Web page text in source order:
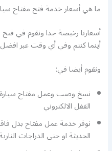
ما هي أسعار خدمة فتح مفتاح
أسعارنا رخيصة جدا ونقوم في فتح
أينما كنتم وفي أي وقت عبر
ونقوم أيضا في:
نسخ وصب وعمل مفتاح سيارة
القفل الالكتروني
نوفر خدمة عمل مفتاح بدل
الحديثة او حتى الدراجات النارية